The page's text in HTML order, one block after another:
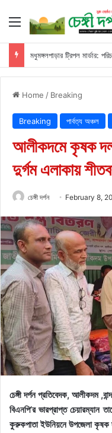
Menu
মধুমঙ্গলপাড়ার ট্রিপল মার্ডার:
Home / Breaking
Breaking পার্বত্য অঞ্চল
আলীকদমে কৃষক
দুর্গম এলাকায়
চেঙ্গী দর্পন February 8,
চেঙ্গী দর্পন প্রতিবেদক, আলীকদম
বিএনপি’র ভারপ্রাপ্ত চেয়ারম্যান
কুরুকপাতা ইউনিয়নে উপজেলা কৃষক